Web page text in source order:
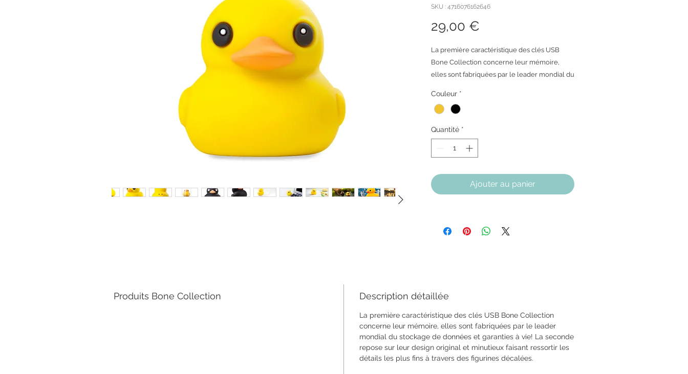
SKU : 4716076162646
29,00 €
La première caractéristique des clés USB
Bone Collection concerne leur mémoire,
elles sont fabriquées par le leader mondial du
minutieux faisant ressortir les détails les plus
Couleur *
Quantité *
Ajouter au panier
Produits Bone Collection Description détaillée
La première caractéristique des clés USB Bone Collection
concerne leur mémoire, elles sont fabriquées par le leader
mondial du stockage de données et garanties à vie! La seconde
repose sur leur design original et minutieux faisant ressortir les
détails les plus fins à travers des figurines décalées.